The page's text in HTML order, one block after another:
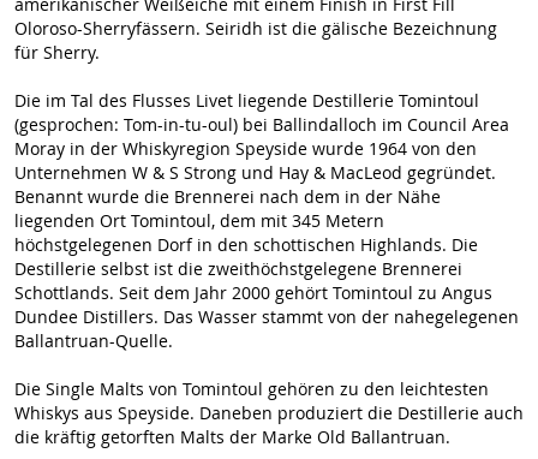
Oloroso-Sherryfässern. Seiridh ist die gälische Bezeichnung
für Sherry.
Die im Tal des Flusses Livet liegende Destillerie Tomintoul
(gesprochen: Tom-in-tu-oul) bei Ballindalloch im Council Area
Moray in der Whiskyregion Speyside wurde 1964 von den
Unternehmen W & S Strong und Hay & MacLeod gegründet.
Benannt wurde die Brennerei nach dem in der Nähe
liegenden Ort Tomintoul, dem mit 345 Metern
höchstgelegenen Dorf in den schottischen Highlands. Die
Destillerie selbst ist die zweithöchstgelegene Brennerei
Schottlands. Seit dem Jahr 2000 gehört Tomintoul zu Angus
Dundee Distillers. Das Wasser stammt von der nahegelegenen
Ballantruan-Quelle.
Die Single Malts von Tomintoul gehören zu den leichtesten
Whiskys aus Speyside. Daneben produziert die Destillerie auch
die kräftig getorften Malts der Marke Old Ballantruan.